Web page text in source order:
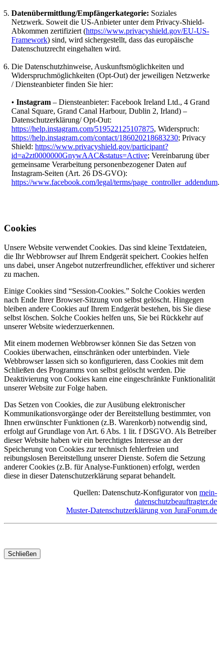
Datenübermittlung/Empfängerkategorie: Soziales
Netzwerk. Soweit die US-Anbieter unter dem Privacy-Shield-
Abkommen zertifiziert (https://www.privacyshield.gov/EU-US-
Framework) sind, wird sichergestellt, dass das europäische
Datenschutzrecht eingehalten wird.
Die Datenschutzhinweise, Auskunftsmöglichkeiten und
Widerspruchmöglichkeiten (Opt-Out) der jeweiligen Netzwerke
/ Diensteanbieter finden Sie hier:
• Instagram – Diensteanbieter: Facebook Ireland Ltd., 4 Grand
Canal Square, Grand Canal Harbour, Dublin 2, Irland) –
Datenschutzerklärung/ Opt-Out:
https://help.instagram.com/519522125107875, Widerspruch:
https://help.instagram.com/contact/186020218683230; Privacy
Shield: https://www.privacyshield.gov/participant?
id=a2zt0000000GnywAAC&status=Active; Vereinbarung über
gemeinsame Verarbeitung personenbezogener Daten auf
Instagram-Seiten (Art. 26 DS-GVO):
https://www.facebook.com/legal/terms/page_controller_addendum.
Cookies
Unsere Website verwendet Cookies. Das sind kleine Textdateien,
die Ihr Webbrowser auf Ihrem Endgerät speichert. Cookies helfen
uns dabei, unser Angebot nutzerfreundlicher, effektiver und sicherer
zu machen.
Einige Cookies sind “Session-Cookies.” Solche Cookies werden
nach Ende Ihrer Browser-Sitzung von selbst gelöscht. Hingegen
bleiben andere Cookies auf Ihrem Endgerät bestehen, bis Sie diese
selbst löschen. Solche Cookies helfen uns, Sie bei Rückkehr auf
unserer Website wiederzuerkennen.
Mit einem modernen Webbrowser können Sie das Setzen von
Cookies überwachen, einschränken oder unterbinden. Viele
Webbrowser lassen sich so konfigurieren, dass Cookies mit dem
Schließen des Programms von selbst gelöscht werden. Die
Deaktivierung von Cookies kann eine eingeschränkte Funktionalität
unserer Website zur Folge haben.
Das Setzen von Cookies, die zur Ausübung elektronischer
Kommunikationsvorgänge oder der Bereitstellung bestimmter, von
Ihnen erwünschter Funktionen (z.B. Warenkorb) notwendig sind,
erfolgt auf Grundlage von Art. 6 Abs. 1 lit. f DSGVO. Als Betreiber
dieser Website haben wir ein berechtigtes Interesse an der
Speicherung von Cookies zur technisch fehlerfreien und
reibungslosen Bereitstellung unserer Dienste. Sofern die Setzung
anderer Cookies (z.B. für Analyse-Funktionen) erfolgt, werden
diese in dieser Datenschutzerklärung separat behandelt.
Quellen: Datenschutz-Konfigurator von mein-
datenschutzbeauftragter.de
Muster-Datenschutzerklärung von JuraForum.de
Schließen